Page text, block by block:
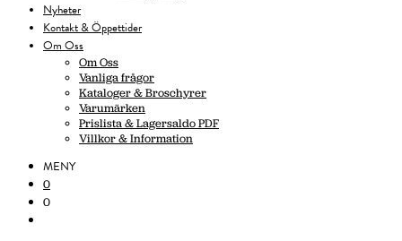
Nyheter
Kontakt & Öppettider
Om Oss
Om Oss
Vanliga frågor
Kataloger & Broschyrer
Varumärken
Prislista & Lagersaldo PDF
Villkor & Information
MENY
0
0